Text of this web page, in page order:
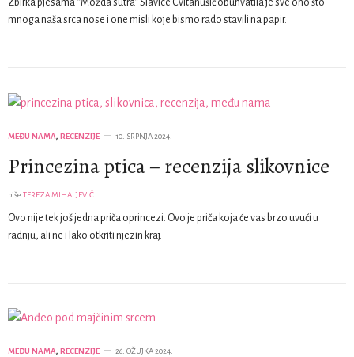
Zbirka pjesama “Možda sutra” Slavice Cvitanušić obuhvatila je sve ono što
mnoga naša srca nose i one misli koje bismo rado stavili na papir.
MEĐU NAMA, RECENZIJE 10. SRPNJA 2024.
Princezina ptica – recenzija slikovnice
piše TEREZA MIHALJEVIĆ
Ovo nije tek još jedna priča oprincezi. Ovo je priča koja će vas brzo uvući u
radnju, ali ne i lako otkriti njezin kraj.
MEĐU NAMA, RECENZIJE 26. OŽUJKA 2024.